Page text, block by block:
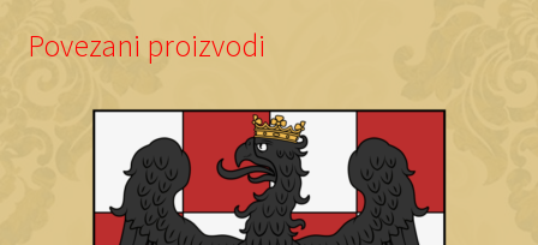
Povezani proizvodi